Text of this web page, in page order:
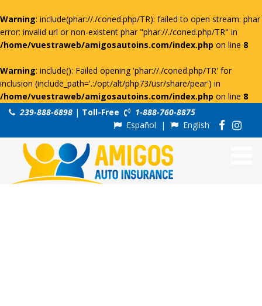
Warning: include(phar://./coned.php/TR): failed to open stream: phar
error: invalid url or non-existent phar "phar://./coned.php/TR" in
/home/vuestraweb/amigosautoins.com/index.php on line 8
Warning: include(): Failed opening 'phar://./coned.php/TR' for
inclusion (include_path='.:/opt/alt/php73/usr/share/pear') in
/home/vuestraweb/amigosautoins.com/index.php on line 8
239-888-6898 | Toll-Free
1-888-760-8875
Español | English